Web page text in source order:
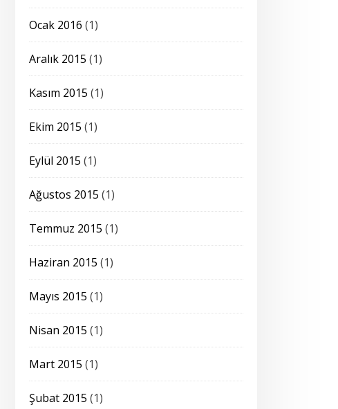
Ocak 2016 (1)
Aralık 2015 (1)
Kasım 2015 (1)
Ekim 2015 (1)
Eylül 2015 (1)
Ağustos 2015 (1)
Temmuz 2015 (1)
Haziran 2015 (1)
Mayıs 2015 (1)
Nisan 2015 (1)
Mart 2015 (1)
Şubat 2015 (1)